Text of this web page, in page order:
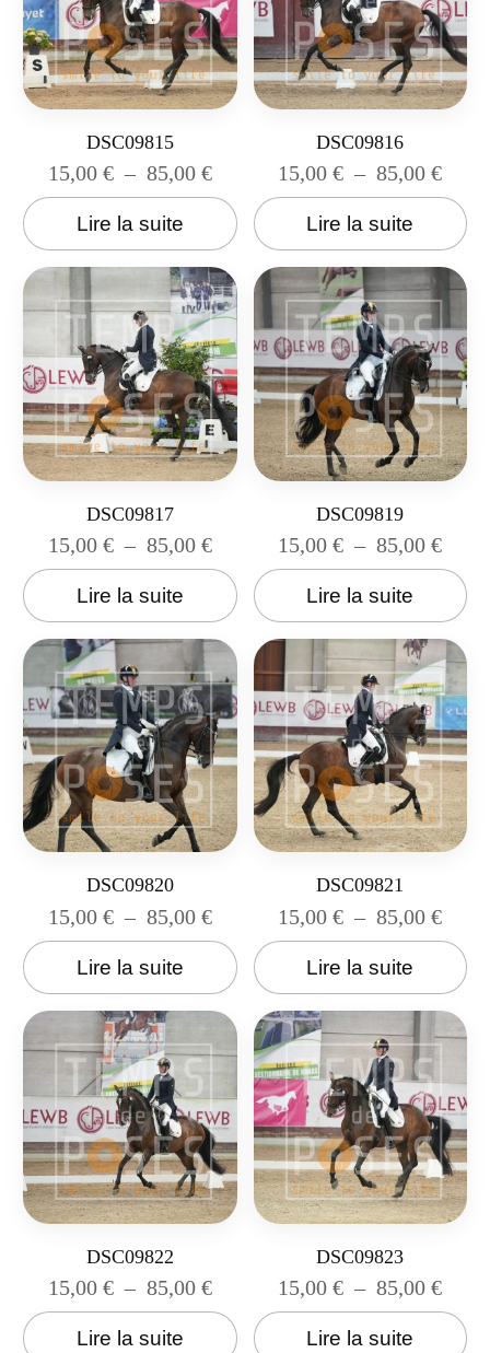
DSC09815
15,00 € – 85,00 €
Lire la suite
DSC09816
15,00€ – 85,00€
Lire la suite
DSC09817
15,00 € – 85,00 €
Lire la suite
DSC09819
15,00€ – 85,00€
Lire la suite
DSC09820
15,00 € – 85,00 €
Lire la suite
DSC09821
15,00€ – 85,00€
Lire la suite
DSC09822
15,00 € – 85,00 €
Lire la suite
DSC09823
15,00€ – 85,00€
Lire la suite